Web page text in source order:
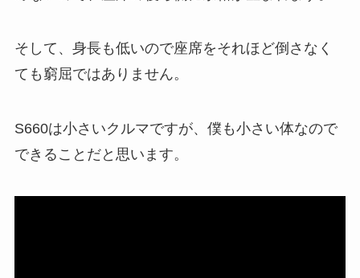
そして、身長も低いので座席をそれほど倒さなく
ても窮屈ではありません。
S660は小さいクルマですが、僕も小さい体なので
できることだと思います。